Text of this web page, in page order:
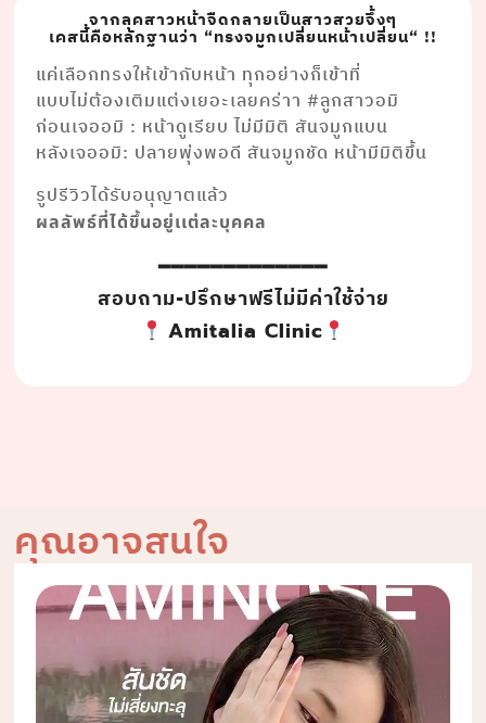
จากลุคสาวหน้าจืดกลายเป็นสาวสวยจึ้งๆ
เคสนี้คือหลักฐานว่า “ทรงจมูกเปลี่ยนหน้าเปลี่ยน“ !!
แค่เลือกทรงให้เข้ากับหน้า ทุกอย่างก็เข้าที่
แบบไม่ต้องเติมแต่งเยอะเลยคร่าา #ลูกสาวอมิ
ก่อนเจออมิ : หน้าดูเรียบ ไม่มีมิติ สันจมูกแบน
หลังเจออมิ: ปลายพุ่งพอดี สันจมูกชัด หน้ามีมิติขึ้น
รูปรีวิวได้รับอนุญาตแล้ว
ผลลัพธ์ที่ได้ขึ้นอยู่เเต่ละบุคคล
━━━━━━━━━━━━━
สอบถาม-ปรึกษาฟรีไม่มีค่าใช้จ่าย
Amitalia Clinic
คุณอาจสนใจ